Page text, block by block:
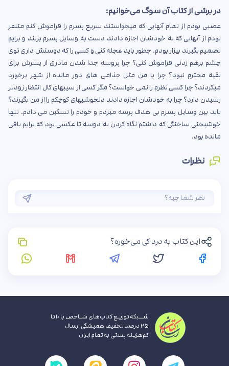
در برشی از کتاب آن سوگ می‌خوانیم:
عصبی بودم از تمام آنهایی که میخواستند سریع پسرم را فراموش کنم متنفر
بودم از آنهایی که به خودشان اجازه دادند دست به وسایل پسرم بزنند و برایم
تصمیم بگیرند بیزار بودم. چطور باید عجله کنی و کسی را که دوستش داری توی
چشم برهم زدنی فراموش کنی؟ چرا پروسه جدا شدن مادری از پسرش برای
بقیه محترم نبود؟ چرا با من مثل جذامی های دور مانده از شهر برخورد
میکردند؟ چرا کسی نظرم را نمی خواست؟ مگر کسی از سیبهای کال انتظار زودتر
رسیدن دارد؟ چرا به خودشان اجازه دادند دلخوشیهای کوچکم را از من بگیرند؟
باید بین وسایل پسرم بی هدف پرسه میزدم و خودم را تسکین می دادم. تنها
خوشبختی ساختگی که داشتم نگاه کردن به دوسه تا عکسی بود که برایم باقی
مانده بود.
نظرات
این کتاب به درد کی می‌خوره؟
شــبکه توزیـع کتاب‌های شـاخص با ۱۰ تا
۲۵ درصد تخفیف همیشگی ارسال
کم‌هزینه پستی به تمام ایران